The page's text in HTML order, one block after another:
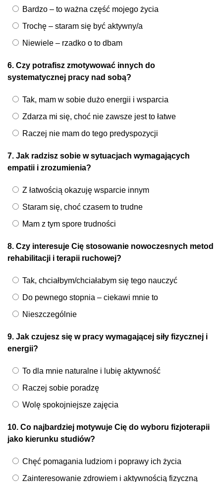
Bardzo – to ważna część mojego życia
Trochę – staram się być aktywny/a
Niewiele – rzadko o to dbam
6. Czy potrafisz zmotywować innych do
systematycznej pracy nad sobą?
Tak, mam w sobie dużo energii i wsparcia
Zdarza mi się, choć nie zawsze jest to łatwe
Raczej nie mam do tego predyspozycji
7. Jak radzisz sobie w sytuacjach wymagających
empatii i zrozumienia?
Z łatwością okazuję wsparcie innym
Staram się, choć czasem to trudne
Mam z tym spore trudności
8. Czy interesuje Cię stosowanie nowoczesnych metod
rehabilitacji i terapii ruchowej?
Tak, chciałbym/chciałabym się tego nauczyć
Do pewnego stopnia – ciekawi mnie to
Nieszczególnie
9. Jak czujesz się w pracy wymagającej siły fizycznej i
energii?
To dla mnie naturalne i lubię aktywność
Raczej sobie poradzę
Wolę spokojniejsze zajęcia
10. Co najbardziej motywuje Cię do wyboru fizjoterapii
jako kierunku studiów?
Chęć pomagania ludziom i poprawy ich życia
Zainteresowanie zdrowiem i aktywnością fizyczną